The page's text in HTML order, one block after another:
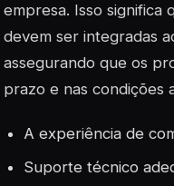
empresa. Isso significa
devem ser integradas
assegurando que os
prazo e nas condições
A experiência de
Suporte técnico